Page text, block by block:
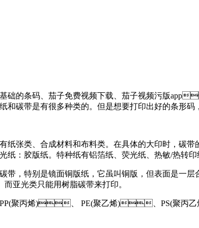
础的条码、茄子免费视频下载、茄子视频污版
和碳带是有很多种类的。但是想要打印出好的条形码
类、合成材料和布料类。在具体的大印时，
纸：胶版纸。特种纸有铝箔纸、荧光纸、热敏/热转印纸
别是镜面铜版纸，它虽叫铜版，但表面是一层合
亚光类只能用树脂碳带来打印。
聚丙烯)、 PE(聚乙烯)、PS(聚丙